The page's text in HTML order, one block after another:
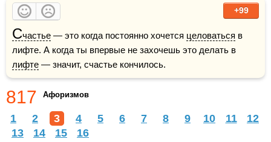
+99
Счастье — это когда постоянно хочется целоваться в
лифте — значит, счастье кончилось.
817 Афоризмов
1 2 3 4 5 6 7 8 9 10 11
12
13
14 15 16